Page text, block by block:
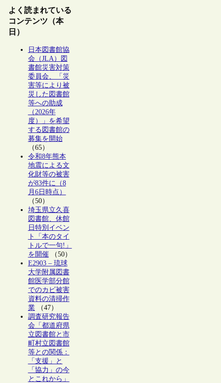
よく読まれている
コンテンツ（本
日）
日本図書館協
会（JLA）図
書館災害対策
委員会、「災
害等により被
災した図書館
等への助成
（2026年
度）」を希望
する図書館の
募集を開始
（65）
令和8年熊本
地震による文
化財等の被害
が83件に（8
月6日時点）
（50）
埼玉県立久喜
図書館、休館
日特別イベン
ト「本のタイ
トルで一句!」
を開催（50）
E2903 – 琉球
大学附属図書
館医学部分館
でのカビ被害
資料の清掃作
業（47）
調査研究報告
会「都道府県
立図書館と市
町村立図書館
等との関係：
「支援」と
「協力」の今
とこれから」